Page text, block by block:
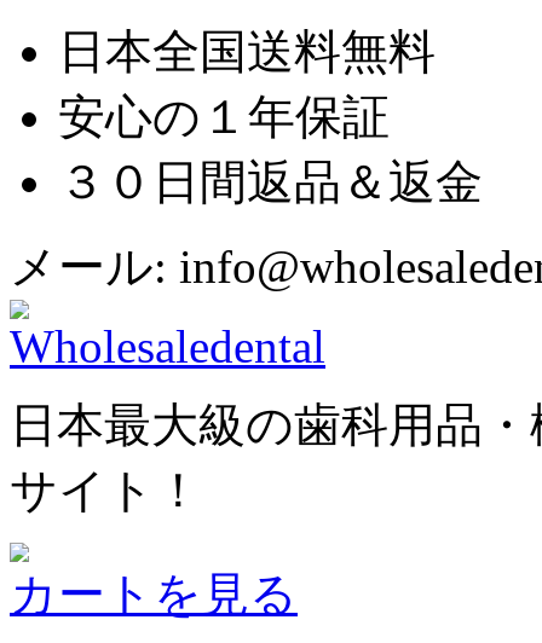
日本全国送料無料
安心の１年保証
３０日間返品＆返金
メール:
日本最大級の歯科用品
サイト！
カートを見る